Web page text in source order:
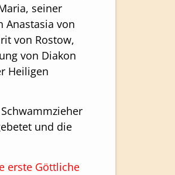
seiner
Anastasia von
von Rostow,
von Diakon
Heiligen
und die
erste Göttliche